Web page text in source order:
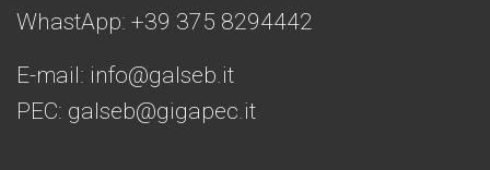
WhastApp: +39 375 8294442
E-mail: info@galseb.it
PEC: galseb@gigapec.it